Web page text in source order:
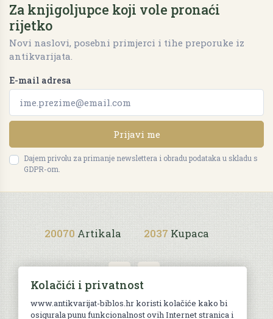
Za knjigoljupce koji vole pronaći
rijetko
Novi naslovi, posebni primjerci i tihe preporuke iz
antikvarijata.
E-mail adresa
Prijavi me
Dajem privolu za primanje newslettera i obradu podataka u skladu s
GDPR-om.
20070 Artikala 2037 Kupaca
Kolačići i privatnost
www.antikvarijat-biblos.hr koristi kolačiće kako bi
osigurala punu funkcionalnost ovih Internet stranica i